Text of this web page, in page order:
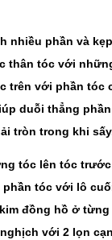
nhiều phần và
thân tóc với
trên với phần tóc
duỗi thẳng
tròn trong khi
tóc lên tóc
tóc với lô
đồng hồ ở
với 2 lọn